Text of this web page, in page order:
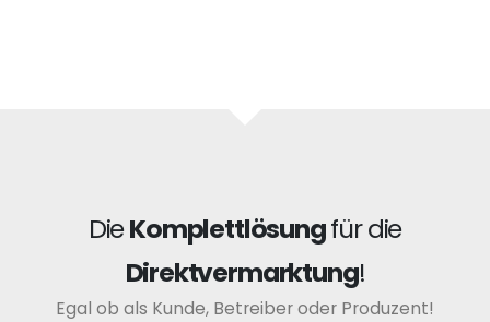
DieKomplettlösungfür die
Direktvermarktung!
Egal ob als Kunde, Betreiber oder Produzent!